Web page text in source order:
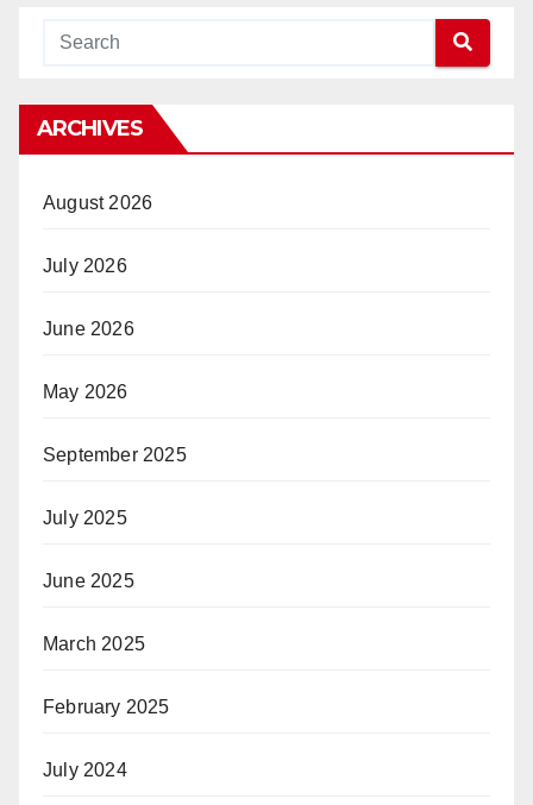
ARCHIVES
August 2026
July 2026
June 2026
May 2026
September 2025
July 2025
June 2025
March 2025
February 2025
July 2024